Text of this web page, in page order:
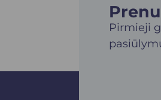
Pirmieji